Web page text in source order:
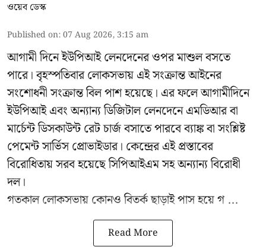
ওয়েব ডেস্ক
Published on:07 Aug 2026, 3:15 am
আগামী দিনে ইউপিআই লেনদেনের ওপর মাশুল বসতে
পারে। বৃহস্পতিবার লোকসভায় এই সংক্রান্ত আইনের
সংশোধনী সংক্রান্ত বিল পাশ হয়েছে। এর ফলে আগামীদিনে
ইউপিআই এবং অন্যান্য ডিজিটাল লেনদেনে এমডিআর বা
মার্চেন্ট ডিসকাউন্ট রেট চার্জ বসাতে পারবে ব্যাঙ্ক বা সংশ্লিষ্ট
পেমেন্ট সার্ভিস প্রোভাইডার। কেন্দ্রের এই প্রস্তাবের
বিরোধিতায় সরব হয়েছে সিপিআইএম সহ অন্যান্য বিরোধী
দল।
গতকাল লোকসভায় কোনও বিতর্ক ছাড়াই পাস হয়ে গ ...
Read More